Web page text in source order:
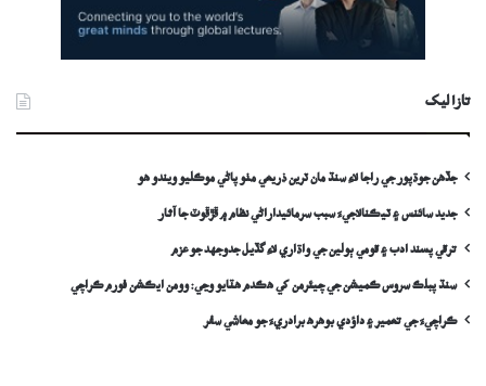
تازا ليک
جڏهن جوڌپور جي راجا لاءِ سنڌ مان ٽرين ذريعي مٺو پاڻي موڪليو ويندو ھو
جديد سائنس ۽ ٽيڪنالاجيءَ سبب سرمائيداراڻي نظام ۾ ڦڙڦوٽ جا آثار
ترقي پسند ادب ۽ قومي ٻولين جي واڌاري لاءِ گڏيل جدوجهد جو عزم
سنڌ پبلڪ سروس ڪميشن جي چيئرمن کي ھڪدم ھٽايو وڃي: وومن ايڪشن فورم ڪراچي
ڪراچيءَ جي تعمير ۽ داؤدي بوهره برادريءَ جو معاشي سفر